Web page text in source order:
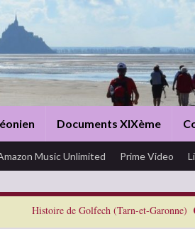
Documents XIXème
Music Unlimited Prime Video
Histoire de Golfech (Tarn-et-Garonne)